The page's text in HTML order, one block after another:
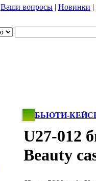
Ваши вопросы | Новинки |
БЬЮТИ-
U27-012
Beauty